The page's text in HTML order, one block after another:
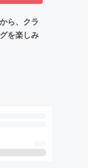
ら、クラ
を楽しみ